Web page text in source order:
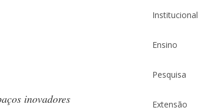
inovadores
Institucional
Ensino
Pesquisa
Extensão